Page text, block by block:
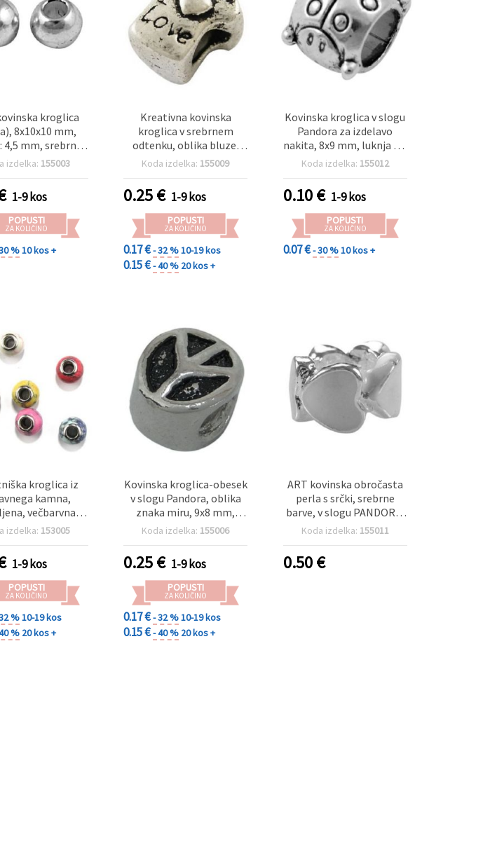
kroglica
8x10x10 mm,
4,5 mm, srebrne
za izdelavo nakita
izdelka: 155003
1-9 kos
POPUSTI
ZA KOLIČINO
%10 kos +
Kreativna kovinska
kroglica v srebrnem
odtenku, oblika bluze,
ART, 10×11×9 mm, luknja
izdelan nakit in modne
ustvarjalne projekte
Koda izdelka: 155009
0.25€ 1-9 kos
POPUSTI
ZA KOLIČINO
0.17 €- 32 %10-19 kos
0.15 €- 40 % 20 kos +
Kovinska kroglica v slogu
Pandora za izdelavo
nakita, 8x9 mm, luknja 5,5
mm, srebrne barve
Koda izdelka: 155012
0.10€ 1-9 kos
POPUSTI
ZA KOLIČINO
0.07 €- 30 %10 kos +
kroglica iz
kamna,
večbarvna,
mm, v slogu
izdelka: 153005
1-9 kos
POPUSTI
ZA KOLIČINO
%10-19 kos
% 20 kos +
Kovinska kroglica-obesek
v slogu Pandora, oblika
znaka miru, 9x8 mm,
luknja 4,2 mm, srebrne
Koda izdelka: 155006
0.25€ 1-9 kos
POPUSTI
ZA KOLIČINO
0.17 €- 32 %10-19 kos
0.15 €- 40 % 20 kos +
ART kovinska obročasta
perla s srčki, srebrne
barve, v slogu PANDORA,
9,5 x 5 mm, premer
Koda izdelka: 155011
0.50€